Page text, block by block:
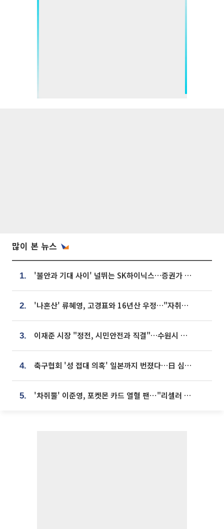
많이 본 뉴스
1. '불안과 기대 사이' 널뛰는 SK하이닉스…증권가 "HBM4·LTA 기반 펀터멘털 견고"
2. '나혼산' 류혜영, 고경표와 16년산 우정…"자취방서 부모님과 마주쳐"
3. 이재준 시장 "정전, 시민안전과 직결"…수원시 비상대응체계 가동
4. 축구협회 '성 접대 의혹' 일본까지 번졌다…日 심판 실명 공개
5. '차쥐뿔' 이준영, 포켓몬 카드 열혈 팬⋯"리셀러 처단할 것"